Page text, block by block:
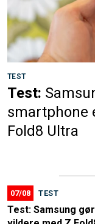
TEST
Test:
smartphone
Fold8 Ultra
07/08 TEST
Test: Samsung